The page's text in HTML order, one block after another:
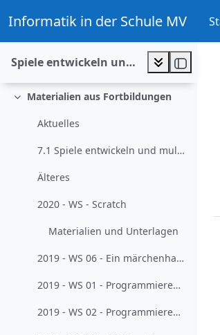
Informatik in der Schule MV
Spiele entwickeln und multimedial dokumentieren
Einklappen
Werkzeuge
Blockbasierte Entwicklungsumgebungen:Web-Anwen...
Maus: Game-Design
Einklappen
Materialien aus Fortbildungen
Aktuelles
7.1 Spiele entwickeln und multimedial dokumentieren (2021-01-06)
Älteres
2020 - WS - Scratch
Materialien und Unterlagen
2019 - WS 06 - Ein märchenhafter Zugang zum Programmieren
2019 - WS 01 - Programmieren mit Scratch und Co. für Lehrkräfte ohne größere Vorerfahrungen
2019 - WS 02 - Programmieren mit Scratch und Co. für Lehrkräfte mit Vorerfahrungen